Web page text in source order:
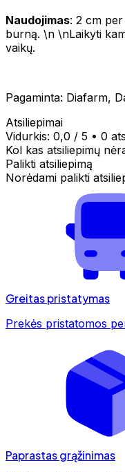
Naudojimas: 2 cm
burną. \n \nLaikyti
vaikų.
Pagaminta: Diafarm,
Atsiliepimai
Vidurkis: 0,0 / 5 • 0
Kol kas atsiliepimų
Palikti atsiliepimą
Norėdami palikti
Greitas pristatymas
Prekės pristatomos
Paprastas grąžinimas